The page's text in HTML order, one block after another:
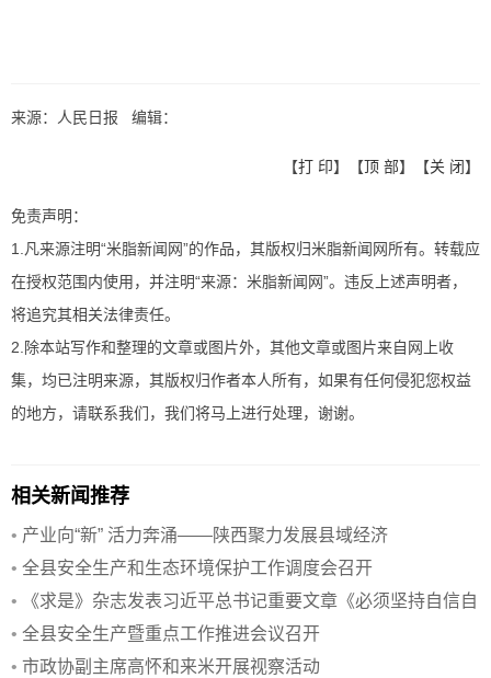
来源：人民日报 编辑：
【打 印】【顶 部】【关 闭】
免责声明：
1.凡来源注明“米脂新闻网”的作品，其版权归米脂新闻网所有。转载应
在授权范围内使用，并注明“来源：米脂新闻网”。违反上述声明者，
将追究其相关法律责任。
2.除本站写作和整理的文章或图片外，其他文章或图片来自网上收
集，均已注明来源，其版权归作者本人所有，如果有任何侵犯您权益
的地方，请联系我们，我们将马上进行处理，谢谢。
相关新闻推荐
• 产业向“新” 活力奔涌——陕西聚力发展县域经济
• 全县安全生产和生态环境保护工作调度会召开
•
《求是》杂志发表习近平总书记重要文章《必须坚持自信自
立》
• 全县安全生产暨重点工作推进会议召开
• 市政协副主席高怀和来米开展视察活动